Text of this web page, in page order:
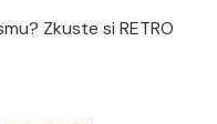
Zkuste si RETRO